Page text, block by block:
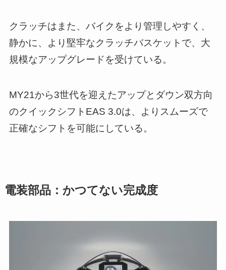
クラッチはまた、バイクをより管理しやすく、
静かに、より堅牢なクラッチバスケットで、大
規模なアップグレードを受けている。
MY21から3世代を迎えたアップとダウン双方向
のクイックシフトEAS 3.0は、よりスムーズで
正確なシフトを可能にしている。
電装部品：かつてない完成度